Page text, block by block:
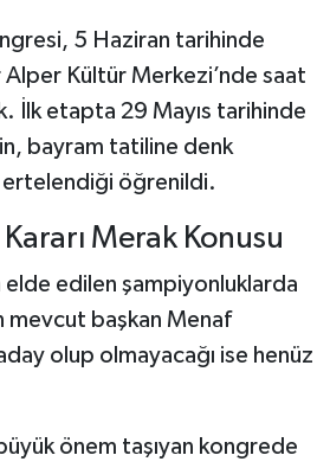
5 Haziran tarihinde
Alper Kültür Merkezi’nde saat
İlk etapta 29 Mayıs tarihinde
bayram tatiline denk
öğrenildi.
Merak Konusu
edilen şampiyonluklarda
mevcut başkan Menaf
aday olup olmayacağı ise henüz
önem taşıyan kongrede